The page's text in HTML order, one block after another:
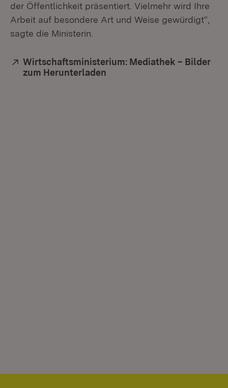
der Öffentlichkeit präsentiert. Vielmehr wird Ihre
Arbeit auf besondere Art und Weise gewürdigt“,
sagte die Ministerin.
Extern:
Wirtschaftsministerium: Mediathek – Bilder
zum Herunterladen